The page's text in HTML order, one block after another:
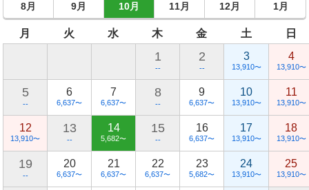
8月 9月 10月 11月 12月 1月
月 火 水 木 金 土 日
1
--
2
--
3
13,910〜
4
13,910〜
5
--
6
6,637〜
7
6,637〜
8
--
9
6,637〜
10
13,910〜
11
13,910〜
12
13,910〜
13
--
14
5,682〜
15
--
16
6,637〜
17
13,910〜
18
13,910〜
19
--
20
6,637〜
21
6,637〜
22
6,637〜
23
5,682〜
24
13,910〜
25
13,910〜